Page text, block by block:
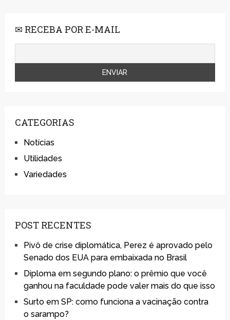
✉ RECEBA POR E-MAIL
CATEGORIAS
Notícias
Utilidades
Variedades
POST RECENTES
Pivô de crise diplomática, Perez é aprovado pelo
Senado dos EUA para embaixada no Brasil
Diploma em segundo plano: o prêmio que você
ganhou na faculdade pode valer mais do que isso
Surto em SP: como funciona a vacinação contra
o sarampo?